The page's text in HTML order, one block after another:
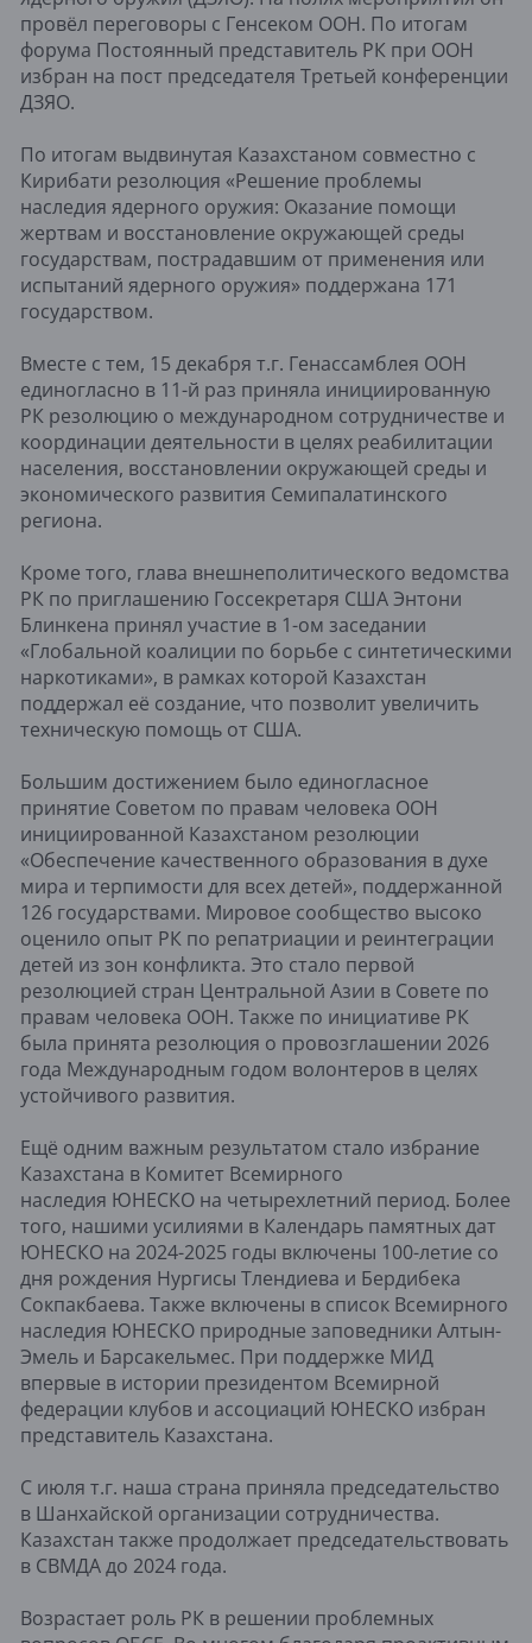
провёл переговоры с Генсеком ООН. По итогам
форума Постоянный представитель РК при ООН
избран на пост председателя Третьей конференции
ДЗЯО.
По итогам выдвинутая Казахстаном совместно с
Кирибати резолюция «Решение проблемы
наследия ядерного оружия: Оказание помощи
жертвам и восстановление окружающей среды
государствам, пострадавшим от применения или
испытаний ядерного оружия» поддержана 171
государством.
Вместе с тем, 15 декабря т.г. Генассамблея ООН
единогласно в 11-й раз приняла инициированную
РК резолюцию о международном сотрудничестве и
координации деятельности в целях реабилитации
населения, восстановлении окружающей среды и
экономического развития Семипалатинского
региона.
Кроме того, глава внешнеполитического ведомства
РК по приглашению Госсекретаря США Энтони
Блинкена принял участие в 1-ом заседании
«Глобальной коалиции по борьбе с синтетическими
наркотиками», в рамках которой Казахстан
поддержал её создание, что позволит увеличить
техническую помощь от США.
Большим достижением было единогласное
принятие Советом по правам человека ООН
инициированной Казахстаном резолюции
«Обеспечение качественного образования в духе
мира и терпимости для всех детей», поддержанной
126 государствами. Мировое сообщество высоко
оценило опыт РК по репатриации и реинтеграции
детей из зон конфликта. Это стало первой
резолюцией стран Центральной Азии в Совете по
правам человека ООН. Также по инициативе РК
была принята резолюция о провозглашении 2026
года Международным годом волонтеров в целях
устойчивого развития.
Ещё одним важным результатом стало избрание
Казахстана в Комитет Всемирного
наследия ЮНЕСКО на четырехлетний период. Более
того, нашими усилиями в Календарь памятных дат
ЮНЕСКО на 2024-2025 годы включены 100-летие со
дня рождения Нургисы Тлендиева и Бердибека
Сокпакбаева. Также включены в список Всемирного
наследия ЮНЕСКО природные заповедники Алтын-
Эмель и Барсакельмес. При поддержке МИД
впервые в истории президентом Всемирной
федерации клубов и ассоциаций ЮНЕСКО избран
представитель Казахстана.
С июля т.г. наша страна приняла председательство
в Шанхайской организации сотрудничества.
Казахстан также продолжает председательствовать
в СВМДА до 2024 года.
Возрастает роль РК в решении проблемных